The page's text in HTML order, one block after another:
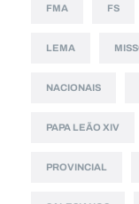
FMA FS
LEMA
NACIONAIS
PAPA LEÃO XIV
PROVINCIAL